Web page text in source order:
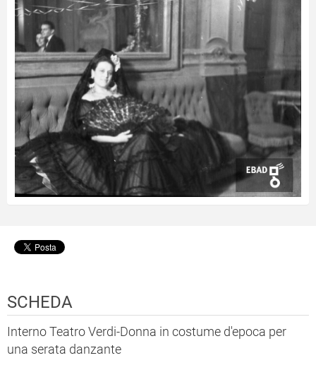
SCHEDA
Interno Teatro Verdi-Donna in costume d'epoca per
una serata danzante